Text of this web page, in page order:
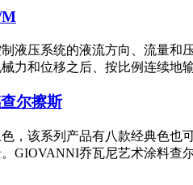
M
液压系统的液流方向、流量
力和位移之后、按比例连续地
尔擦斯
，该系列产品有八款经典色
GIOVANNI乔瓦尼艺术涂料